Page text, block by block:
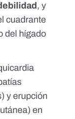
, y
cuadrante
del hígado
y erupción
en